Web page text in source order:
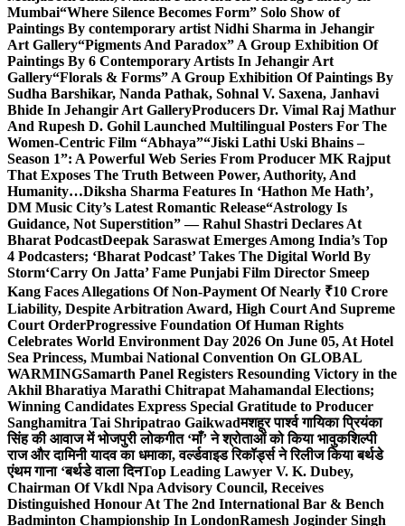
Mumbai“Where Silence Becomes Form” Solo Show of
Paintings By contemporary artist Nidhi Sharma in Jehangir
Art Gallery“Pigments And Paradox” A Group Exhibition Of
Paintings By 6 Contemporary Artists In Jehangir Art
Gallery“Florals & Forms” A Group Exhibition Of Paintings By
Sudha Barshikar, Nanda Pathak, Sohnal V. Saxena, Janhavi
Bhide In Jehangir Art GalleryProducers Dr. Vimal Raj Mathur
And Rupesh D. Gohil Launched Multilingual Posters For The
Women-Centric Film “Abhaya”“Jiski Lathi Uski Bhains –
Season 1”: A Powerful Web Series From Producer MK Rajput
That Exposes The Truth Between Power, Authority, And
Humanity…Diksha Sharma Features In ‘Hathon Me Hath’,
DM Music City’s Latest Romantic Release“Astrology Is
Guidance, Not Superstition” — Rahul Shastri Declares At
Bharat PodcastDeepak Saraswat Emerges Among India’s Top
4 Podcasters; ‘Bharat Podcast’ Takes The Digital World By
Storm‘Carry On Jatta’ Fame Punjabi Film Director Smeep
Kang Faces Allegations Of Non-Payment Of Nearly ₹10 Crore
Liability, Despite Arbitration Award, High Court And Supreme
Court OrderProgressive Foundation Of Human Rights
Celebrates World Environment Day 2026 On June 05, At Hotel
Sea Princess, Mumbai National Convention On GLOBAL
WARMINGSamarth Panel Registers Resounding Victory in the
Akhil Bharatiya Marathi Chitrapat Mahamandal Elections;
Winning Candidates Express Special Gratitude to Producer
Sanghamitra Tai Shripatrao Gaikwadमशहूर पार्श्व गायिका प्रियंका
सिंह की आवाज में भोजपुरी लोकगीत ‘माँ’ ने श्रोताओं को किया भावुकशिल्पी
राज और दामिनी यादव का धमाका, वर्ल्डवाइड रिकॉर्ड्स ने रिलीज किया बर्थडे
एंथम गाना ‘बर्थडे वाला दिनTop Leading Lawyer V. K. Dubey,
Chairman Of Vkdl Npa Advisory Council, Receives
Distinguished Honour At The 2nd International Bar & Bench
Badminton Championship In LondonRamesh Joginder Singh